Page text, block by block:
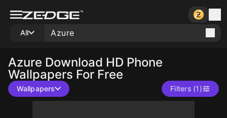
All
Azure Download HD Phone
Wallpapers For Free
Wallpapers Filters (1)
10 10